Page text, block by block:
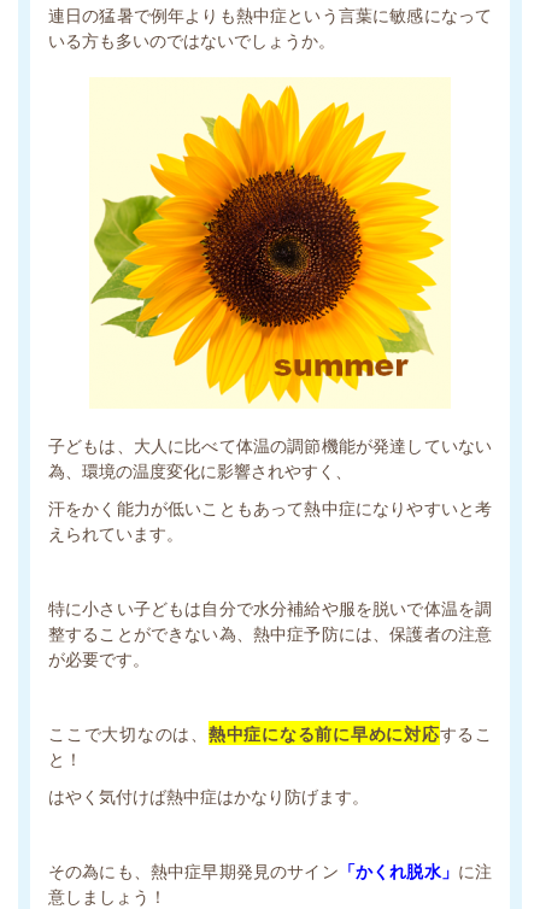
連日の猛暑で例年よりも熱中症という言葉に敏感になって
いる方も多いのではないでしょうか。
子どもは、大人に比べて体温の調節機能が発達していない
為、環境の温度変化に影響されやすく、
汗をかく能力が低いこともあって熱中症になりやすいと考
えられています。
特に小さい子どもは自分で水分補給や服を脱いで体温を調
整することができない為、熱中症予防には、保護者の注意
が必要です。
ここで大切なのは、 熱中症になる前に早めに対応するこ
と！
はやく気付けば熱中症はかなり防げます。
その為にも、熱中症早期発見のサイン 「かくれ脱水」 に注
意しましょう！